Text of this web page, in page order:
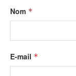
Nom *
E-mail *